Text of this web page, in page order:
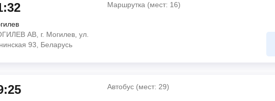
ул.Ленинского
Шоссейная 1Б,
АВ, г. Могилев, ул.
93, Беларусь
Маршрутка (мест: 16)
Автобус (мест: 29)